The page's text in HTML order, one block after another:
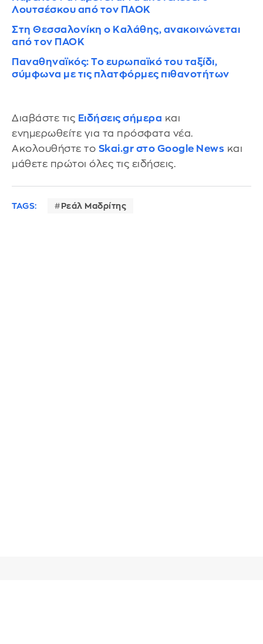
Λουτσέσκου από τον ΠΑΟΚ
Στη Θεσσαλονίκη ο Καλάθης, ανακοινώνεται
από τον ΠΑΟΚ
Παναθηναϊκός: Το ευρωπαϊκό του ταξίδι,
σύμφωνα με τις πλατφόρμες πιθανοτήτων
Διαβάστε τις Ειδήσεις σήμερα και
ενημερωθείτε για τα πρόσφατα νέα.
Ακολουθήστε το Skai.gr στο Google News και
μάθετε πρώτοι όλες τις ειδήσεις.
TAGS: Ρεάλ Μαδρίτης